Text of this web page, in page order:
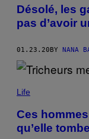
Désolé, les
pas d’avoir
01.23.20BY NANA
Life
Ces
qu’elle